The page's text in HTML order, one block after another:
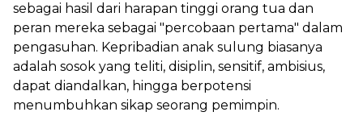
sebagai hasil dari harapan tinggi orang tua dan
peran mereka sebagai "percobaan pertama" dalam
pengasuhan. Kepribadian anak sulung biasanya
adalah sosok yang teliti, disiplin, sensitif, ambisius,
dapat diandalkan, hingga berpotensi
menumbuhkan sikap seorang pemimpin.